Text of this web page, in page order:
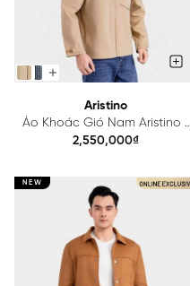
Aristino
Áo Khoác Gió Nam Aristino 1
lớp Regular Fit AJK605EDP01
2,550,000₫
NEW